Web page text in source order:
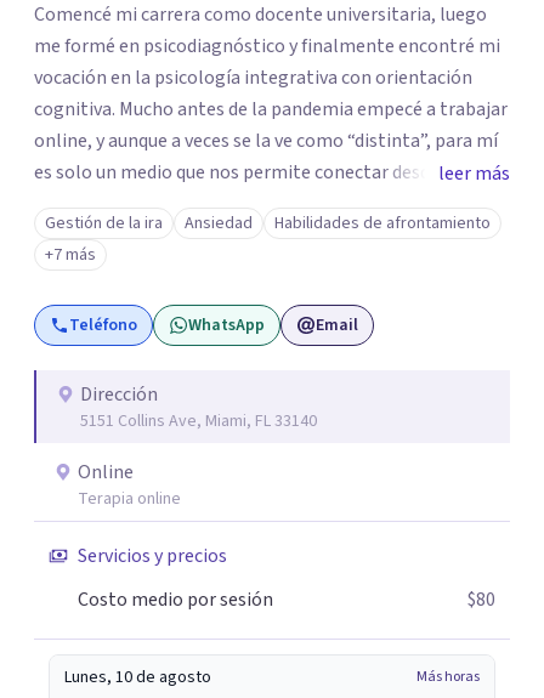
Comencé mi carrera como docente universitaria, luego
me formé en psicodiagnóstico y finalmente encontré mi
vocación en la psicología integrativa con orientación
cognitiva. Mucho antes de la pandemia empecé a trabajar
online, y aunque a veces se la ve como “distinta”, para mí
es solo un medio que nos permite conectar desde
cualquier parte del mundo. Mis pacientes suelen decirme
que sienten la misma cercanía y profundidad que en una
terapia presencial, y eso para mí es extraordinario. La
terapia online tiene ventajas claras: ahorro de tiempo,
mayor privacidad y flexibilidad, sin perder la eficacia ni la
leer más
Gestión de la ira Ansiedad
Habilidades de afrontamiento
+7 más
Teléfono WhatsApp Email
Dirección
5151 Collins Ave, Miami, FL 33140
Online
Terapia online
Servicios y precios
Costo medio por sesión
$80
Lunes, 10 de agosto Más horas